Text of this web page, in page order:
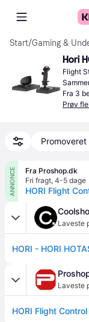
Start/Gaming &
Hori
Flight
Fra 3
Prøv
Promoveret
ANNONCE
Fra Proshop.dk
Fri fragt, 4-5 dage
Laveste
Laveste